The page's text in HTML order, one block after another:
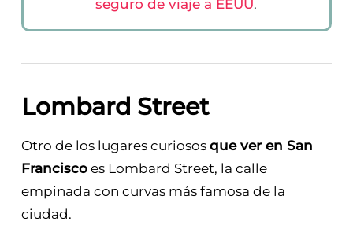
seguro de viaje a EEUU.
Lombard Street
Otro de los lugares curiosos que ver en San
Franciscoes Lombard Street, la calle
empinada con curvas más famosa de la
ciudad.